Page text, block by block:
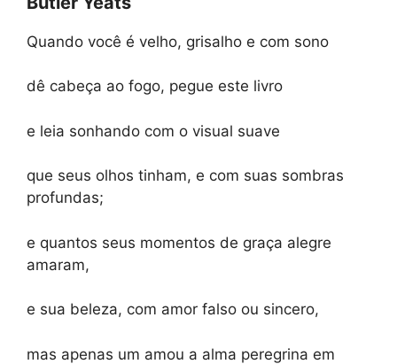
Quando você é velho, grisalho e com sono
dê cabeça ao fogo, pegue este livro
e leia sonhando com o visual suave
que seus olhos tinham, e com suas sombras
profundas;
e quantos seus momentos de graça alegre
amaram,
e sua beleza, com amor falso ou sincero,
mas apenas um amou a alma peregrina em